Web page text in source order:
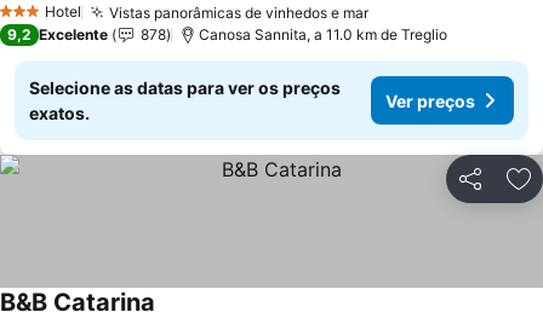
3 EstrelasHotel Vistas panorâmicas de vinhedos e mar
9,2 Excelente 878 Canosa Sannita, a 11.0 km de Treglio
Selecione as datas para ver os preços
exatos.
Ver preços
Partilhar
B&B Catarina